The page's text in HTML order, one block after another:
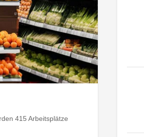
415 Arbeitsplätze